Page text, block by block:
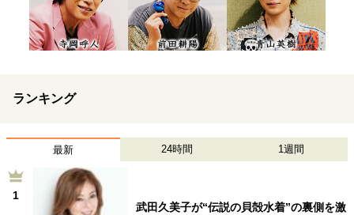
ランキング
最新 24時間 1週間
1
武田久美子が“伝説の貝殻水着”の裏側を激